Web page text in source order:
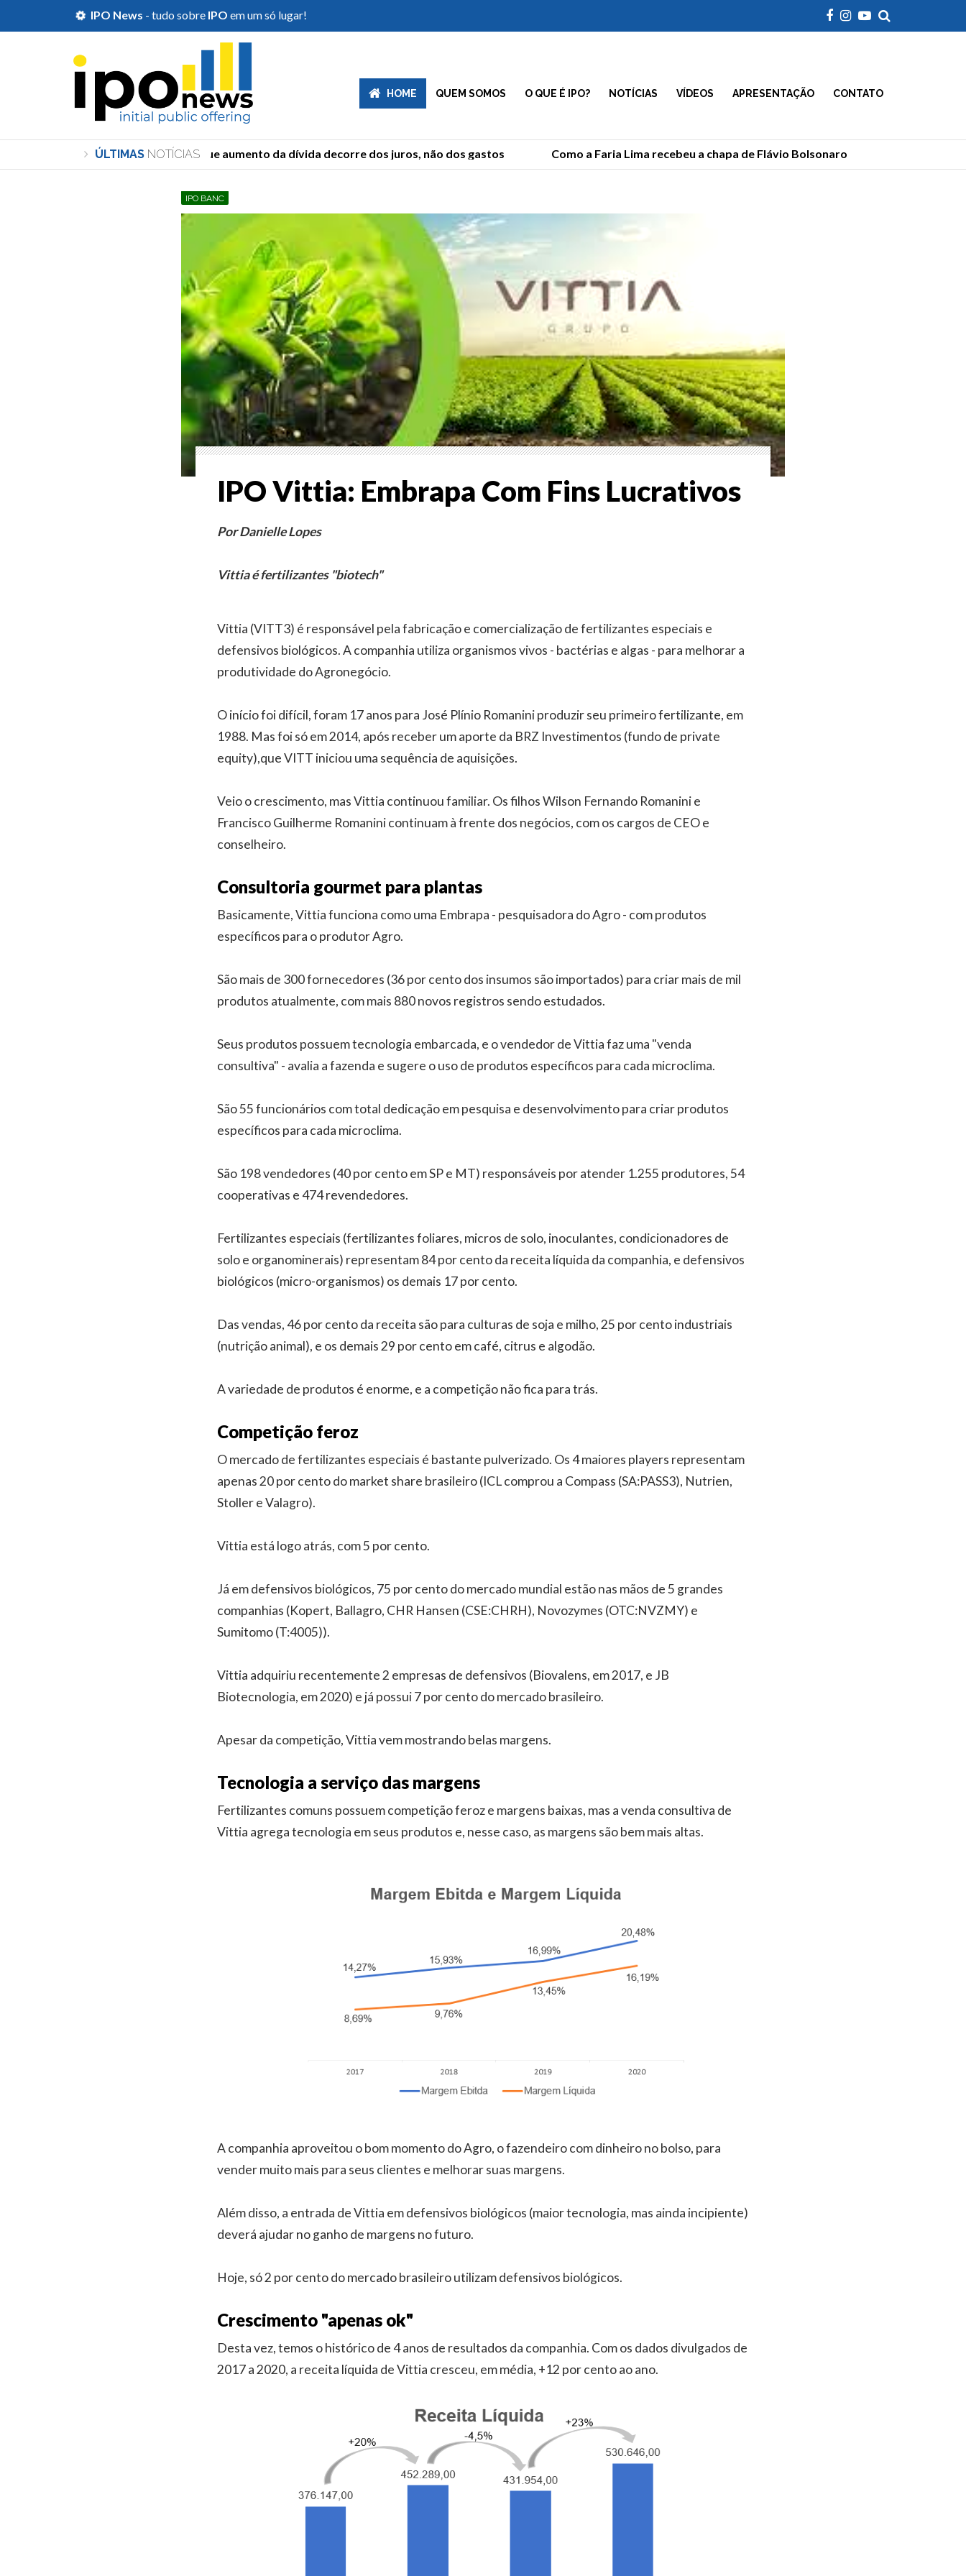
IPO News - tudo sobre IPO em um só lugar!
HOME QUEM SOMOS O QUE É IPO? NOTÍCIAS VÍDEOS APRESENTAÇÃO CONTATO
ÚLTIMAS NOTÍCIAS
Durigan diz que aumento da dívida decorre dos juros, não dos gastos Como a Faria Lima recebeu a chapa de Flávio Bolsonaro
IPO BANC
IPO Vittia: Embrapa Com Fins Lucrativos
Por Danielle Lopes
Vittia é fertilizantes "biotech"
Vittia (VITT3) é responsável pela fabricação e comercialização de fertilizantes especiais e
defensivos biológicos. A companhia utiliza organismos vivos - bactérias e algas - para melhorar a
produtividade do Agronegócio.
O início foi difícil, foram 17 anos para José Plínio Romanini produzir seu primeiro fertilizante, em
1988. Mas foi só em 2014, após receber um aporte da BRZ Investimentos (fundo de private
equity),que VITT iniciou uma sequência de aquisições.
Veio o crescimento, mas Vittia continuou familiar. Os filhos Wilson Fernando Romanini e
Francisco Guilherme Romanini continuam à frente dos negócios, com os cargos de CEO e
conselheiro.
Consultoria gourmet para plantas
Basicamente, Vittia funciona como uma Embrapa - pesquisadora do Agro - com produtos
específicos para o produtor Agro.
São mais de 300 fornecedores (36 por cento dos insumos são importados) para criar mais de mil
produtos atualmente, com mais 880 novos registros sendo estudados.
Seus produtos possuem tecnologia embarcada, e o vendedor de Vittia faz uma "venda
consultiva" - avalia a fazenda e sugere o uso de produtos específicos para cada microclima.
São 55 funcionários com total dedicação em pesquisa e desenvolvimento para criar produtos
específicos para cada microclima.
São 198 vendedores (40 por cento em SP e MT) responsáveis por atender 1.255 produtores, 54
cooperativas e 474 revendedores.
Fertilizantes especiais (fertilizantes foliares, micros de solo, inoculantes, condicionadores de
solo e organominerais) representam 84 por cento da receita líquida da companhia, e defensivos
biológicos (micro-organismos) os demais 17 por cento.
Das vendas, 46 por cento da receita são para culturas de soja e milho, 25 por cento industriais
(nutrição animal), e os demais 29 por cento em café, citrus e algodão.
A variedade de produtos é enorme, e a competição não fica para trás.
Competição feroz
O mercado de fertilizantes especiais é bastante pulverizado. Os 4 maiores players representam
apenas 20 por cento do market share brasileiro (ICL comprou a Compass (SA:PASS3), Nutrien,
Stoller e Valagro).
Vittia está logo atrás, com 5 por cento.
Já em defensivos biológicos, 75 por cento do mercado mundial estão nas mãos de 5 grandes
companhias (Kopert, Ballagro, CHR Hansen (CSE:CHRH), Novozymes (OTC:NVZMY) e
Sumitomo (T:4005)).
Vittia adquiriu recentemente 2 empresas de defensivos (Biovalens, em 2017, e JB
Biotecnologia, em 2020) e já possui 7 por cento do mercado brasileiro.
Apesar da competição, Vittia vem mostrando belas margens.
Tecnologia a serviço das margens
Fertilizantes comuns possuem competição feroz e margens baixas, mas a venda consultiva de
Vittia agrega tecnologia em seus produtos e, nesse caso, as margens são bem mais altas.
A companhia aproveitou o bom momento do Agro, o fazendeiro com dinheiro no bolso, para
vender muito mais para seus clientes e melhorar suas margens.
Além disso, a entrada de Vittia em defensivos biológicos (maior tecnologia, mas ainda incipiente)
deverá ajudar no ganho de margens no futuro.
Hoje, só 2 por cento do mercado brasileiro utilizam defensivos biológicos.
Crescimento "apenas ok"
Desta vez, temos o histórico de 4 anos de resultados da companhia. Com os dados divulgados de
2017 a 2020, a receita líquida de Vittia cresceu, em média, +12 por cento ao ano.